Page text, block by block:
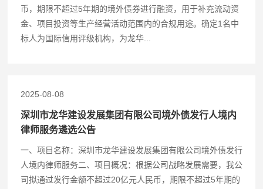
币，期限不超过5年期的境外债券进行融资，用于补充流动资
金、项目投资等生产经营活动范围内的合规用途。确定1名中
标人为国际信用评级机构，为龙华...
2025-08-08
深圳市龙华建设发展集团有限公司境外债发行人境内
律师服务遴选公告
一、项目名称：深圳市龙华建设发展集团有限公司境外债发行
人境内律师服务二、项目概况：根据公司战略发展需要，我公
司拟通过发行金额不超过20亿元人民币，期限不超过5年期的